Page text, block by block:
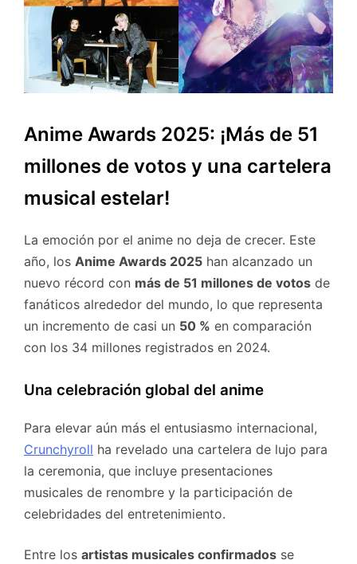
Anime Awards 2025: ¡Más de 51
millones de votos y una cartelera
musical estelar!
La emoción por el anime no deja de crecer. Este
año, los Anime Awards 2025 han alcanzado un
nuevo récord con más de 51 millones de votos de
fanáticos alrededor del mundo, lo que representa
un incremento de casi un 50 % en comparación
con los 34 millones registrados en 2024.
Una celebración global del anime
Para elevar aún más el entusiasmo internacional,
Crunchyroll ha revelado una cartelera de lujo para
la ceremonia, que incluye presentaciones
musicales de renombre y la participación de
celebridades del entretenimiento.
Entre los artistas musicales confirmados se